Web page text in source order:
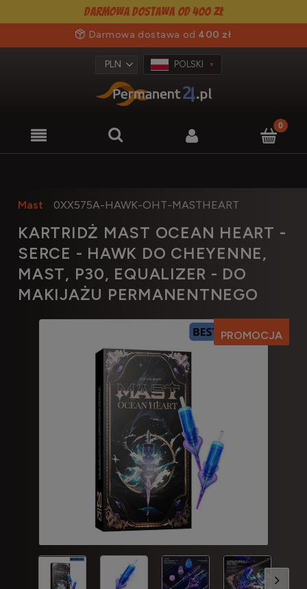
Darmowa dostawa od 400 zł
Darmowa dostawa od 400 zł
POLSKI
Mast 0XX575A-HAWK-OHT-MASTHEART
KARTRIDŻ MAST OCEAN HEART -
SERCE - HAWK DO CHEYENNE,
MAST, P30, EQUALIZER - DO
MAKIJAŻU PERMANENTNEGO
PROMOCJA